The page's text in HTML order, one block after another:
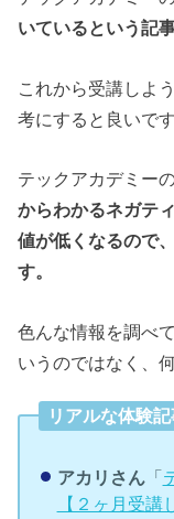
いているという記
これから受講しよ
考にすると良いです
テックアカデミー
からわかるネガテ
値が低くなるので
す。
色んな情報を調べ
いうのではなく、
リアルな体験
アカリさん「
【２ヶ月受講